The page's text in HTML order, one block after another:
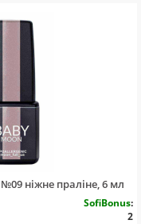
ніжне праліне, 6 мл
SofiBonus:
2